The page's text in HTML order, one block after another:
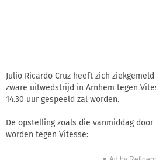
Julio Ricardo Cruz heeft zich
zware uitwedstrijd in Arnhem tegen
14.30 uur gespeeld zal worden.
De opstelling zoals die vanmiddag
worden tegen Vitesse: